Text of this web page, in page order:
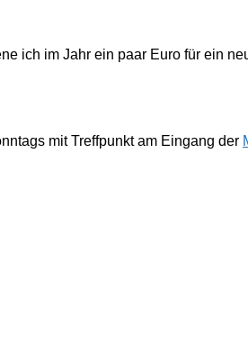
ich im Jahr ein paar Euro für ein
mit Treffpunkt am Eingang der